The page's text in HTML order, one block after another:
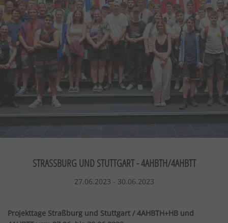
STRASSBURG UND STUTTGART - 4AHBTH/4AHBTT
27.06.2023 - 30.06.2023
Projekttage Straßburg und Stuttgart / 4AHBTH+HB und